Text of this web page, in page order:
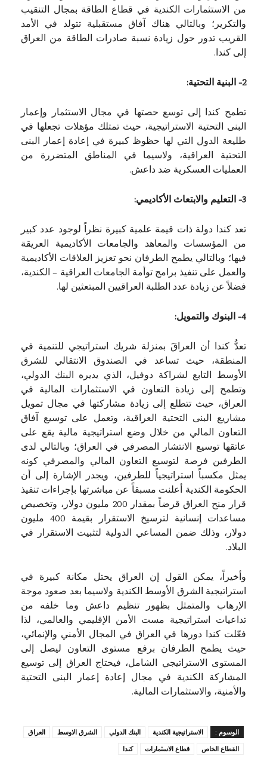
من الاستثمارات الكندية في قطاع الطاقة بمجال التنقيب
والتكرير؛ وبالتالي هناك آفاق مستقبلية تتولد في الأمد
القريب تدور حول زيادة نسبة صادرات الطاقة من العراق
إلى كندا.
2- البنية التحتية:
تطمح كندا إلى توسع حصتها في مجال الاستثمار وإعمار
البنى التحتية الاستراتيجية، حيث تمتلك مؤهلات تجعلها في
طليعة الدول التي لها حظوظ كبيرة في إعادة إعمار البنى
التحتية العراقية، ولاسيما في المناطق المتضررة من
العمليات العسكرية ضد داعش.
3- التعليم والابتعاث الأكاديمي:
تعد كندا دولة ذات قيمة علمية كبيرة نظراً لوجود عدد كبير
من المؤسسات والمعاهد والجامعات الأكاديمية العريقة
فيها؛ وبالتالي يطمح الطرفان نحو تعزيز العلاقات الأكاديمية
والعمل على تنفيذ برامج توأمة الجامعات العراقية – الكندية،
فضلاً عن زيادة عدد الطلبة العراقيين المبتعثين لها.
4- البنوك والتمويل:
تعدُّ كندا أن العراقَ بمنزلة شريك استراتيجي للتنمية في
المنطقة، حيث تساعد في الصندوق الانتقالي للشرق
الأوسط التابع لشراكة دوفيل، الذي يديره البنك الدولي،
وتطمح إلى زيادة التعاون في الاستثمارات المالية في
العراق، حيث تتطلع إلى زيادة مشاركتها في مجال تمويل
مشاريع البنى التحتية العراقية، وتعمل على توسيع آفاق
التعاون المالي من خلال وضع استراتيجية مالية يقع على
عاتقها توسيع الانتشار المصرفي في العراق؛ وبالتالي لدى
الطرفين فرصة لتوسيع التعاون المالي والمصرفي كونه
يمثل مكسباً استراتيجياً للطرفين، ويجدر الإشارة إلى أن
الحكومة الكندية أعلنت مسبقاً عن مباشرتها بإجراءات تنفيذ
قرار منح العراق قرضاً بمقدار 200 مليون دولار، وتخصيص
مساعدات إنسانية لترسيخ الاستقرار بقيمة 400 مليون
دولار، وذلك ضمن المساعي الدولية لتثبيت الاستقرار في
البلاد.
وأخيراً، يمكن القول إن العراق يحتل مكانة كبيرة في
استراتيجية الشرق الأوسط الكندية ولاسيما بعد صعود موجة
الإرهاب والمتمثل بظهور تنظيم داعش وما خلفه من
تداعيات استراتيجية مست الأمن الإقليمي والعالمي، لذا
فعّلت كندا دورها في العراق في المجال الأمني والإنمائي،
حيث يطمح الطرفان برفع مستوى التعاون ليصل إلى
المستوى الاستراتيجي الشامل، فيحتاج العراق إلى توسيع
المشاركة الكندية في مجال إعادة إعمار البنى التحتية
والأمنية، والاستثمارات المالية.
الوسوم : الاستراتيجية الكندية البنك الدولي الشرق الاوسط
العراق
القطاع الخاص
قطاع الاسثمارات كندا